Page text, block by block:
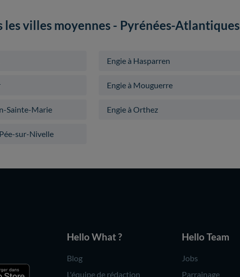
les villes moyennes - Pyrénées-Atlantiques
Engie à Hasparren
Engie à Mouguerre
Sainte-Marie Engie à Orthez
sur-Nivelle
Hello What ?
Blog
L'équipe de rédaction
Hello Team
Jobs
Parrainage